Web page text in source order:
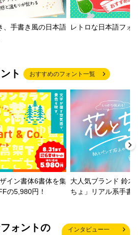
、手書き風の日本語
レトロな日本語フォ
ト おすすめのフォント一覧
イン書体6書体を集
の5,980円！
大人気ブランド 鈴木
ちょ」リアル系手書
ォントの
インタビュー一